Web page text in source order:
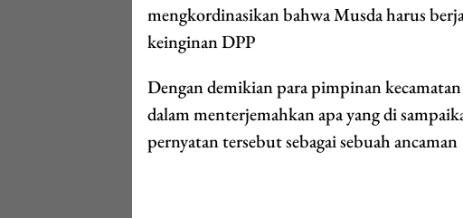
mengkordinasikan bahwa Musda harus
keinginan DPP
Dengan demikian para pimpinan
dalam menterjemahkan apa yang di
pernyatan tersebut sebagai sebuah ancaman